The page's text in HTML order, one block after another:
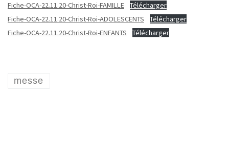
Fiche-OCA-22.11.20-Christ-Roi-FAMILLE
Télécharger
Fiche-OCA-22.11.20-Christ-Roi-ADOLESCENTS
Télécharger
Fiche-OCA-22.11.20-Christ-Roi-ENFANTS
Télécharger
messe